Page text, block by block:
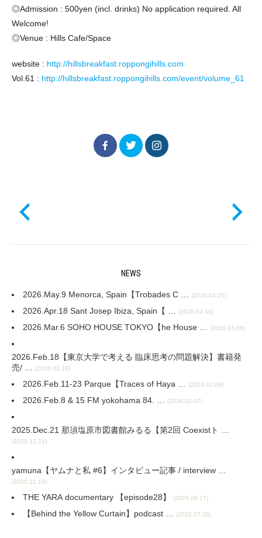
◎Admission : 500yen (incl. drinks) No application required. All
Welcome!
◎Venue : Hills Cafe/Space
website : http://hillsbreakfast.roppongihills.com
Vol.61 : http://hillsbreakfast.roppongihills.com/event/volume_61
NEWS
2026.May.9 Menorca, Spain【Trobades C … (2026.04.25)
2026.Apr.18 Sant Josep Ibiza, Spain【 … (2026.04.18)
2026.Mar.6 SOHO HOUSE TOKYO【he House … (2026.03.06)
2026.Feb.18【東京大学で考える 臨床思考の問題解決】書籍発
売/ …
(2026.02.18)
2026.Feb.11-23 Parque【Traces of Haya … (2026.02.08)
2026.Feb.8 & 15 FM yokohama 84. … (2026.02.07)
2025.Dec.21 那須塩原市図書館みるる【第2回 Coexistト …
(2025.12.21)
yamuna【ヤムナと私 #6】インタビュー記事 / interview …
(2025.11.13)
THE YARA documentary 【episode28】 (2025.09.17)
(2025.07.29)